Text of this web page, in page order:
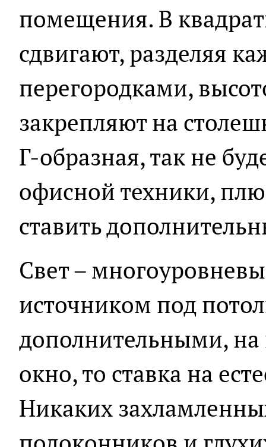
помещения. В
сдвигают, разделяя
перегородками,
закрепляют на
Г-образная, так не
офисной техники,
ставить
Свет –
источником под
дополнительными, на
окно, то ставка на
Никаких